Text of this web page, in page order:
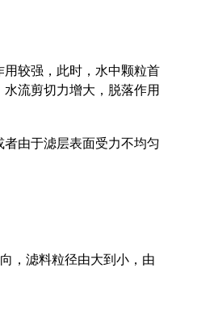
较强，此时，水中颗粒首
流剪切力增大，脱落作用
由于滤层表面受力不均匀
，滤料粒径由大到小，由